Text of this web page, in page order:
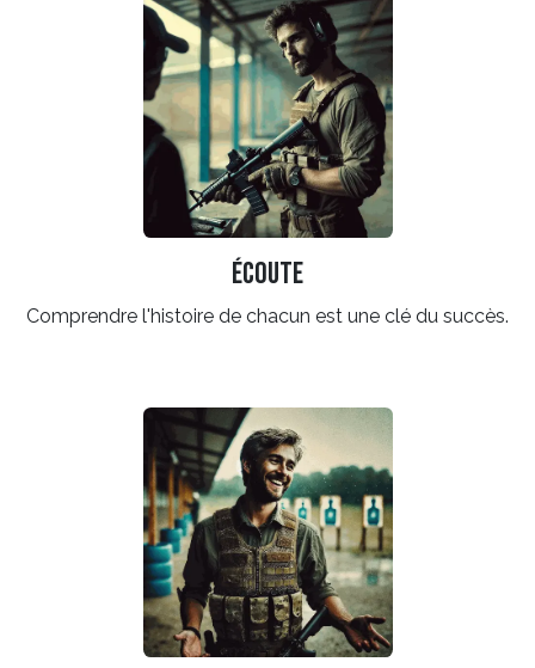
Écoute
Comprendre l'histoire de chacun est une clé du succès.